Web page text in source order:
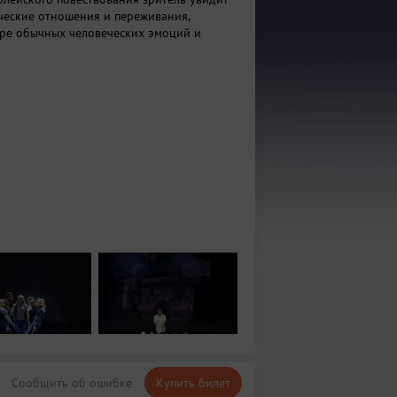
отношения и переживания,
обычных человеческих эмоций и
Сообщить об ошибке Купить билет